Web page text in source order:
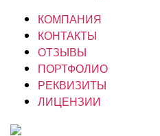
КОМПАНИЯ
КОНТАКТЫ
ОТЗЫВЫ
ПОРТФОЛИО
РЕКВИЗИТЫ
ЛИЦЕНЗИИ